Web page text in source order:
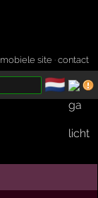
mobiele site ·contact
🇳🇱